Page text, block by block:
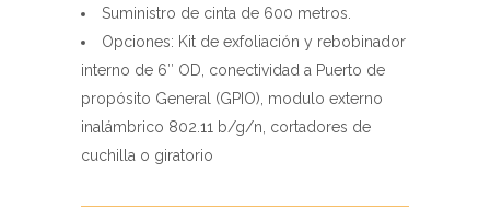
propósito General (GPIO), modulo externo
inalámbrico 802.11 b/g/n, cortadores de
cuchilla o giratorio
especificaciones completas de la TTP-